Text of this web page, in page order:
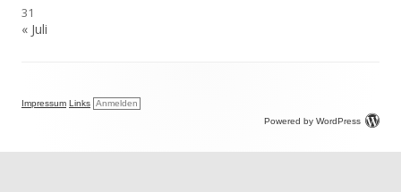
31
« Juli
Impressum Links Anmelden
Powered by WordPress